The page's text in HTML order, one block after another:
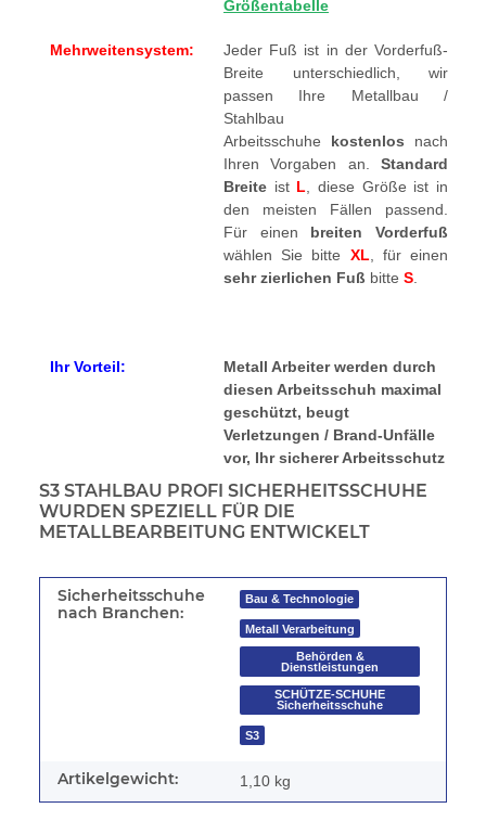
Größentabelle
Mehrweitensystem:
Jeder Fuß ist in der Vorderfuß-
Breite unterschiedlich, wir
passen Ihre Metallbau /
Stahlbau
Arbeitsschuhe kostenlos nach
Ihren Vorgaben an. Standard
Breite ist L , diese Größe ist in
den meisten Fällen passend.
Für einen breiten Vorderfuß
wählen Sie bitte XL , für einen
sehr zierlichen Fuß bitte S
Ihr Vorteil:
Metall Arbeiter werden durch
diesen Arbeitsschuh maximal
geschützt, beugt
Verletzungen / Brand-Unfälle
vor, Ihr sicherer Arbeitsschutz
S3 STAHLBAU PROFI SICHERHEITSSCHUHE
WURDEN SPEZIELL FÜR DIE
METALLBEARBEITUNG ENTWICKELT
Sicherheitsschuhe
nach Branchen:
Bau & Technologie
Metall Verarbeitung
Behörden &
Dienstleistungen
SCHÜTZE-SCHUHE
Sicherheitsschuhe
S3
Artikelgewicht: 1,10 kg